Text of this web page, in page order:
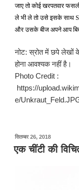
जाए तो कोई खरपतवार
ले भी ले तो उसे इसके साथ
और उसके बीज अपने आप
नोट: स्रोत में छपे लेखों
होना आवश्यक नहीं है।
Photo Credit :
https://
e/
सितम्बर 26, 2018पर
प्रकाशित
किया
एक चींटी की